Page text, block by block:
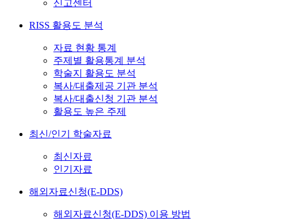
신고센터
RISS 활용도 분석
자료 현황 통계
주제별 활용통계 분석
학술지 활용도 분석
복사/대출제공 기관 분석
복사/대출신청 기관 분석
활용도 높은 주제
최신/인기 학술자료
최신자료
인기자료
해외자료신청(E-DDS)
해외자료신청(E-DDS) 이용 방법